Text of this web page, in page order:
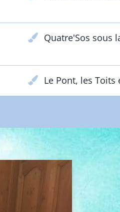
Quatre'Sos sous
Le Pont, les Toits